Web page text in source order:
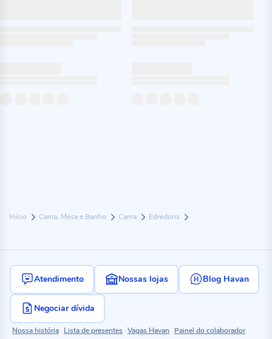
Início Cama, Mesa e Banho Cama Edredons
Atendimento Nossas lojas Blog Havan
Negociar dívida
Nossa história Lista de presentes Vagas Havan Painel do colaborador